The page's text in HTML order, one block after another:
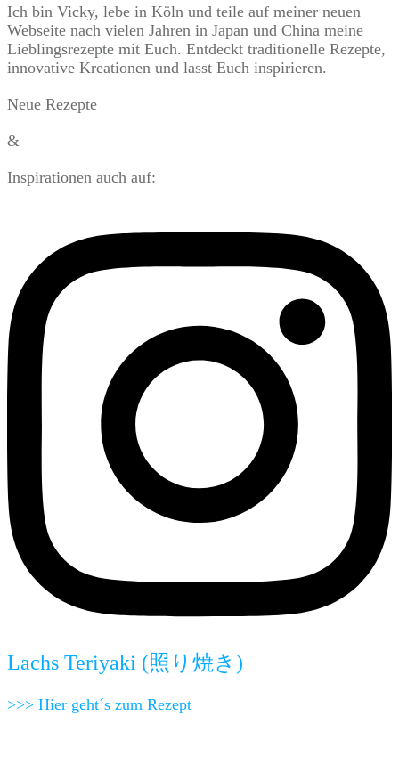
Ich bin Vicky, lebe in Köln und teile auf meiner neuen
Webseite nach vielen Jahren in Japan und China meine
Lieblingsrezepte mit Euch. Entdeckt traditionelle Rezepte,
innovative Kreationen und lasst Euch inspirieren.
Neue Rezepte
&
Inspirationen auch auf:
Lachs Teriyaki (照り焼き)
>>> Hier geht´s zum Rezept